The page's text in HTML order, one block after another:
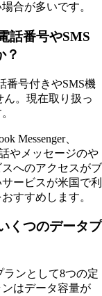
合が多いです。
話番号やSMS
？
番号付きやSMS機
。現在取り扱っ
Messenger、
やメッセージのや
へのアクセスがブ
ービスが米国で利
すすめします。
くつのデータプ
ンとして8つの定
はデータ容量が